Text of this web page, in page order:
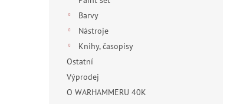
Barvy
Nástroje
Knihy, časopisy
Ostatní
Výprodej
O WARHAMMERU 40K